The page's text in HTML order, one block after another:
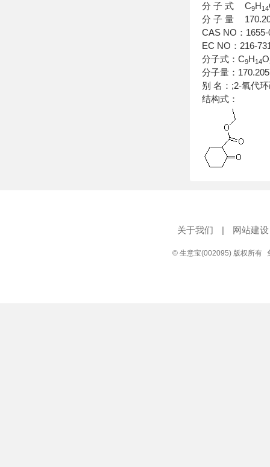
分 子 式
C9H14
分 子 量
CAS NO：1655-
EC NO：216-
分子式：C9H14O
分子量：
别 名：;2-氧代
结构式：
关于我们 | 网站建设
© 生意宝(002095) 版权所有